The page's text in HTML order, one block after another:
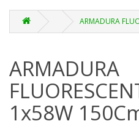
ARMADURA
ARMADURA
1x58W